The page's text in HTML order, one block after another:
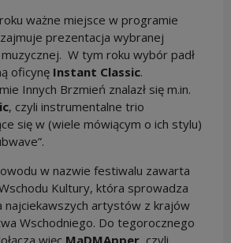
ważne miejsce w programie
prezentacja wybranej
W tym roku wybór padł
oficynę Instant Classic.
Innych Brzmień znalazł się m.in.
, czyli instrumentalne trio
się w (wiele mówiącym o ich stylu)
w nazwie festiwalu zawarta
Kultury, która sprowadza
najciekawszych artystów z krajów
Wschodniego. Do tegorocznego